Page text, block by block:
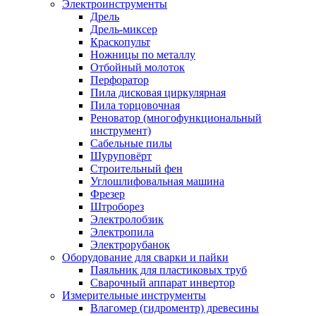
Электроинструменты
Дрель
Дрель-миксер
Краскопульт
Ножницы по металлу
Отбойный молоток
Перфоратор
Пила дисковая циркулярная
Пила торцовочная
Реноватор (многофункциональный
инструмент)
Сабельные пилы
Шуруповёрт
Строительный фен
Углошлифовальная машина
Фрезер
Штроборез
Электролобзик
Электропила
Электрорубанок
Оборудование для сварки и пайки
Паяльник для пластиковых труб
Сварочный аппарат инвертор
Измерительные инструменты
Влагомер (гидроментр) древесины